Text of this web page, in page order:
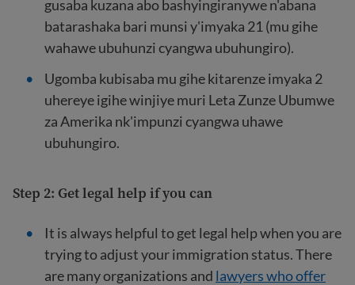
gusaba kuzana abo bashyingiranywe n'abana
batarashaka bari munsi y'imyaka 21 (mu gihe
wahawe ubuhunzi cyangwa ubuhungiro).
Ugomba kubisaba mu gihe kitarenze imyaka 2
uhereye igihe winjiye muri Leta Zunze Ubumwe
za Amerika nk'impunzi cyangwa uhawe
ubuhungiro.
Step 2: Get legal help if you can
It is always helpful to get legal help when you are
trying to adjust your immigration status. There
are many organizations and lawyers who offer